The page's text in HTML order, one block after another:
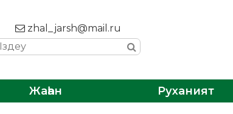
zhal_jarsh@mail.ru
Жаһан Руханият